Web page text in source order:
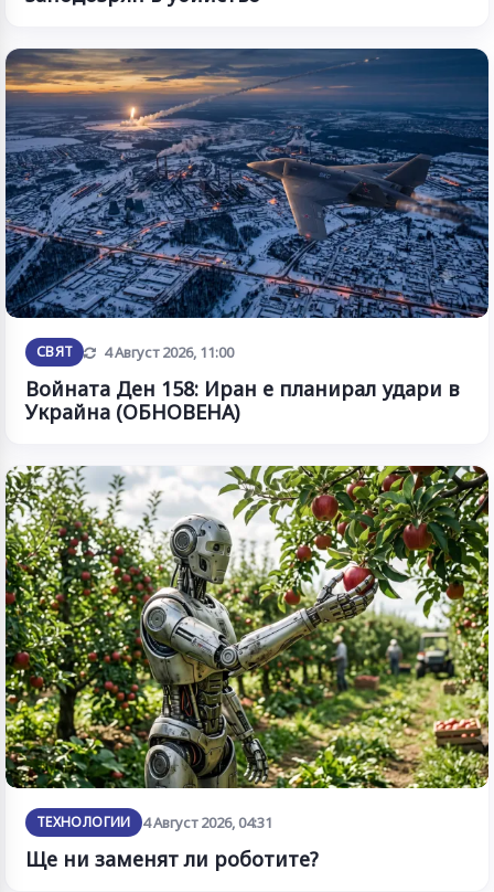
СВЯТ Обновена
4 Август 2026, 11:00
Войната Ден 158: Иран е планирал удари в
Украйна (ОБНОВЕНА)
ТЕХНОЛОГИИ 4 Август 2026, 04:31
Ще ни заменят ли роботите?